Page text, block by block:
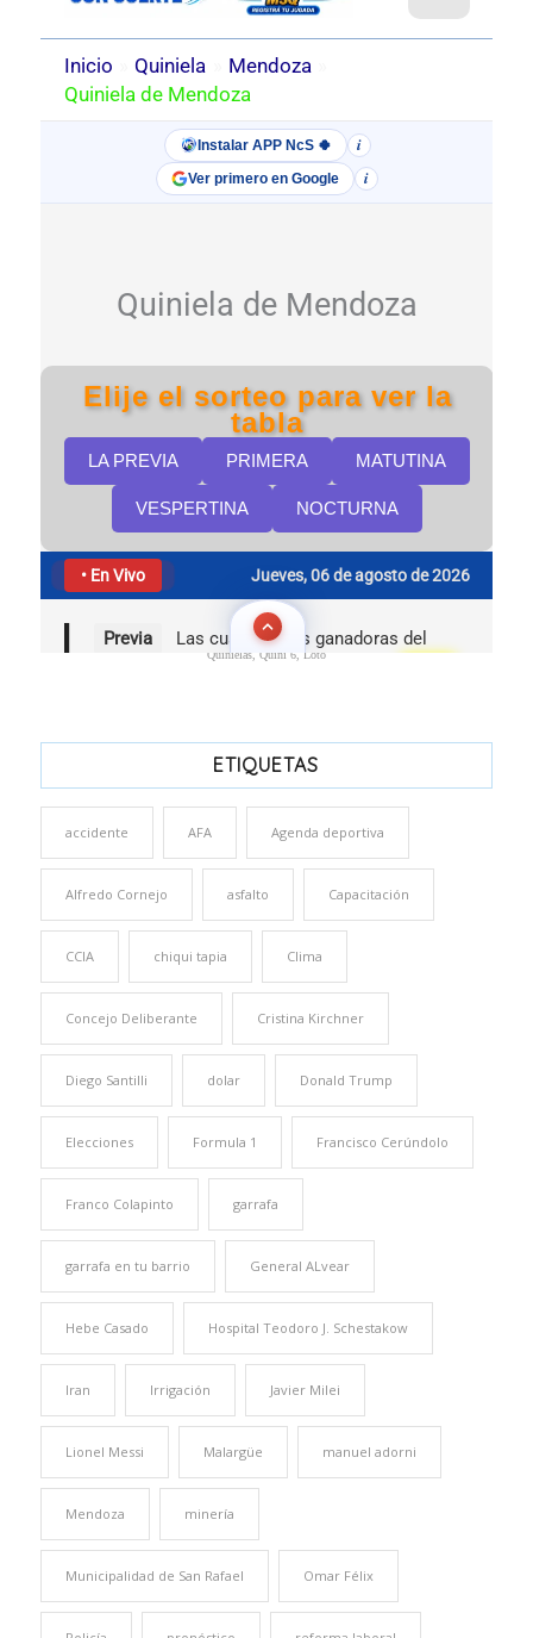
Quinielas, Quini 6, Loto
ETIQUETAS
accidente AFA Agenda deportiva
Alfredo Cornejo asfalto Capacitación
CCIA chiqui tapia Clima
Concejo Deliberante Cristina Kirchner
Diego Santilli dolar Donald Trump
Elecciones Formula 1 Francisco Cerúndolo
Franco Colapinto garrafa
garrafa en tu barrio General ALvear
Hebe Casado Hospital Teodoro J. Schestakow
Iran Irrigación Javier Milei
Lionel Messi Malargüe manuel adorni
Mendoza minería
Municipalidad de San Rafael Omar Félix